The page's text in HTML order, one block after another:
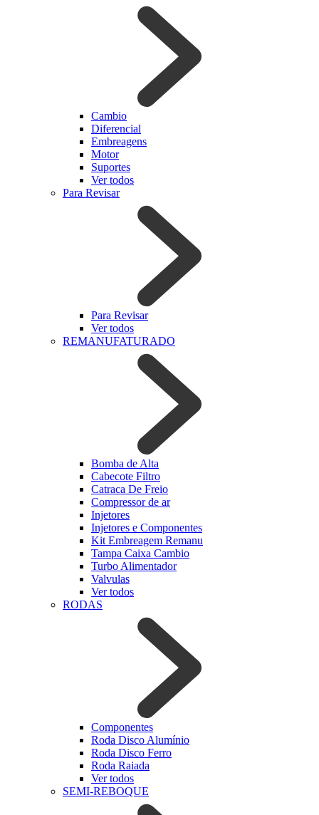
Cambio
Diferencial
Embreagens
Motor
Suportes
Ver todos
Para Revisar
Para Revisar
Ver todos
REMANUFATURADO
Bomba de Alta
Cabecote Filtro
Catraca De Freio
Compressor de ar
Injetores
Injetores e Componentes
Kit Embreagem Remanu
Tampa Caixa Cambio
Turbo Alimentador
Valvulas
Ver todos
RODAS
Componentes
Roda Disco Alumínio
Roda Disco Ferro
Roda Raiada
Ver todos
SEMI-REBOQUE